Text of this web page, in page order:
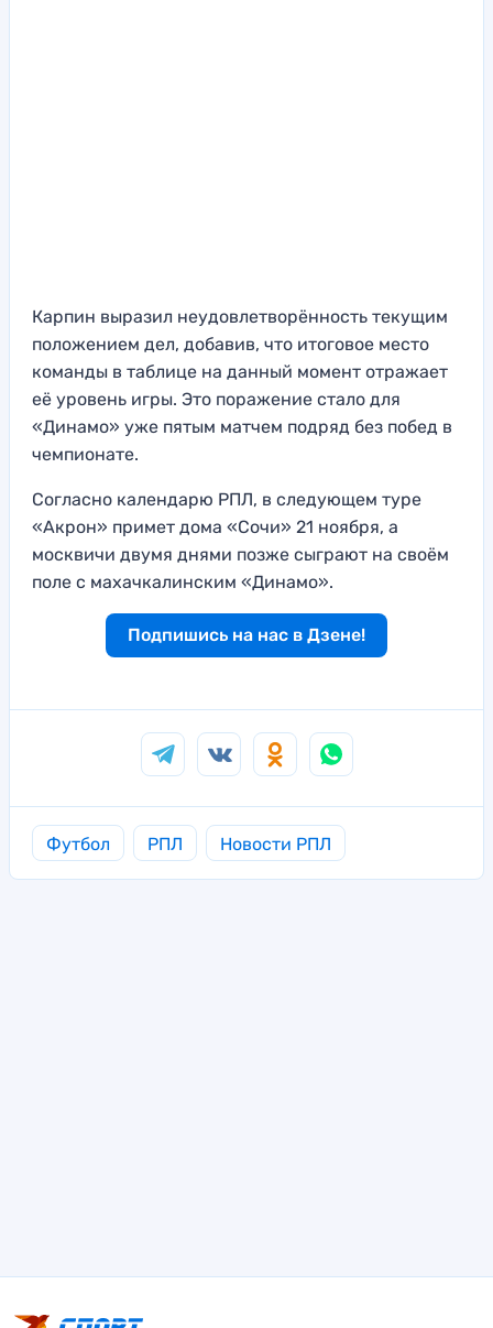
Карпин выразил неудовлетворённость текущим
положением дел, добавив, что итоговое место
команды в таблице на данный момент отражает
её уровень игры. Это поражение стало для
«Динамо» уже пятым матчем подряд без побед в
чемпионате.
Согласно календарю РПЛ, в следующем туре
«Акрон» примет дома «Сочи» 21 ноября, а
москвичи двумя днями позже сыграют на своём
поле с махачкалинским «Динамо».
Подпишись на нас в Дзене!
Футбол РПЛ Новости РПЛ